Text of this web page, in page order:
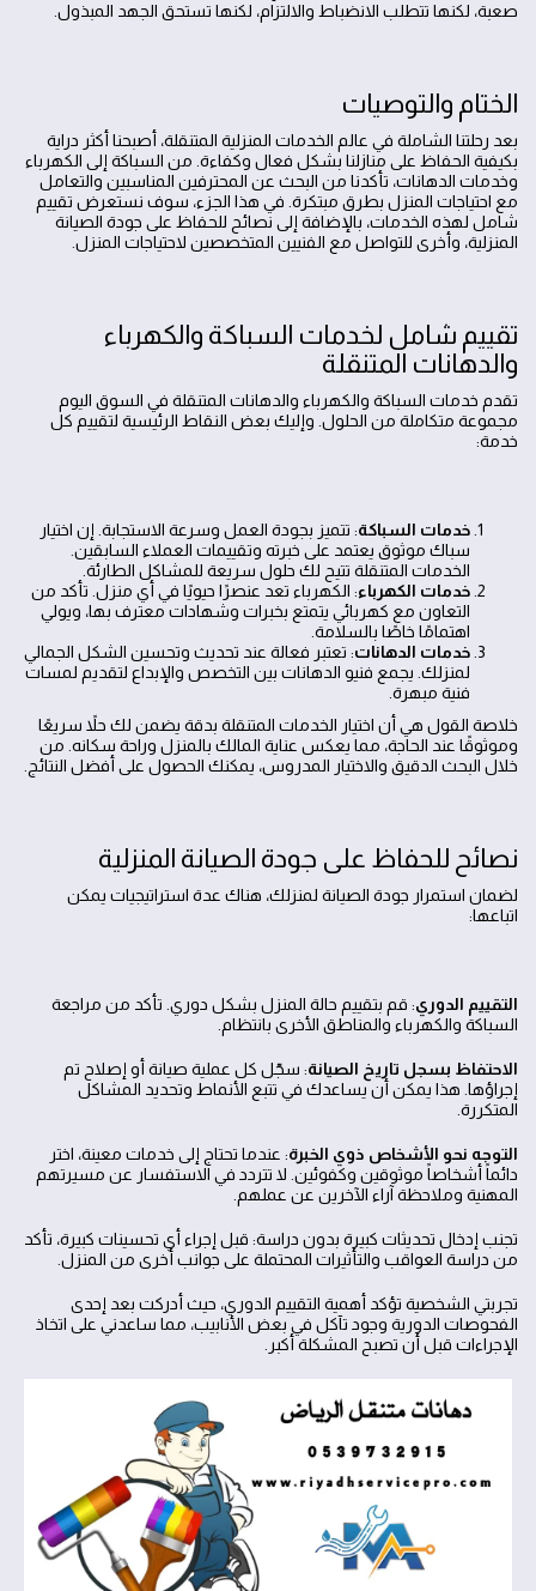
صعبة، لكنها تتطلب الانضباط والالتزام، لكنها تستحق الجهد المبذول.
الختام والتوصيات
بعد رحلتنا الشاملة في عالم الخدمات المنزلية المتنقلة، أصبحنا أكثر دراية
بكيفية الحفاظ على منازلنا بشكل فعال وكفاءة. من السباكة إلى الكهرباء
وخدمات الدهانات، تأكدنا من البحث عن المحترفين المناسبين والتعامل
مع احتياجات المنزل بطرق مبتكرة. في هذا الجزء، سوف نستعرض تقييم
شامل لهذه الخدمات، بالإضافة إلى نصائح للحفاظ على جودة الصيانة
المنزلية، وأخرى للتواصل مع الفنيين المتخصصين لاحتياجات المنزل.
تقييم شامل لخدمات السباكة والكهرباء
والدهانات المتنقلة
تقدم خدمات السباكة والكهرباء والدهانات المتنقلة في السوق اليوم
مجموعة متكاملة من الحلول. وإليك بعض النقاط الرئيسية لتقييم كل
خدمة:
خدمات السباكة: تتميز بجودة العمل وسرعة الاستجابة. إن اختيار
سباك موثوق يعتمد على خبرته وتقييمات العملاء السابقين.
الخدمات المتنقلة تتيح لك حلول سريعة للمشاكل الطارئة.
خدمات الكهرباء: الكهرباء تعد عنصرًا حيويًا في أي منزل. تأكد من
التعاون مع كهربائي يتمتع بخبرات وشهادات معترف بها، ويولي
اهتمامًا خاصًا بالسلامة.
خدمات الدهانات: تعتبر فعالة عند تحديث وتحسين الشكل الجمالي
لمنزلك. يجمع فنيو الدهانات بين التخصص والإبداع لتقديم لمسات
فنية مبهرة.
خلاصة القول هي أن اختيار الخدمات المتنقلة بدقة يضمن لك حلاً سريعًا
وموثوقًا عند الحاجة، مما يعكس عناية المالك بالمنزل وراحة سكانه. من
خلال البحث الدقيق والاختيار المدروس، يمكنك الحصول على أفضل النتائج.
نصائح للحفاظ على جودة الصيانة المنزلية
لضمان استمرار جودة الصيانة لمنزلك، هناك عدة استراتيجيات يمكن
اتباعها:
التقييم الدوري: قم بتقييم حالة المنزل بشكل دوري. تأكد من مراجعة
السباكة والكهرباء والمناطق الأخرى بانتظام.
الاحتفاظ بسجل تاريخ الصيانة: سجّل كل عملية صيانة أو إصلاح تم
إجراؤها. هذا يمكن أن يساعدك في تتبع الأنماط وتحديد المشاكل
المتكررة.
التوجه نحو الأشخاص ذوي الخبرة: عندما تحتاج إلى خدمات معينة، اختر
دائماً أشخاصاً موثوقين وكفوئين. لا تتردد في الاستفسار عن مسيرتهم
المهنية وملاحظة آراء الآخرين عن عملهم.
تجنب إدخال تحديثات كبيرة بدون دراسة: قبل إجراء أي تحسينات كبيرة، تأكد
من دراسة العواقب والتأثيرات المحتملة على جوانب أخرى من المنزل.
تجربتي الشخصية تؤكد أهمية التقييم الدوري، حيث أدركت بعد إحدى
الفحوصات الدورية وجود تآكل في بعض الأنابيب، مما ساعدني على اتخاذ
الإجراءات قبل أن تصبح المشكلة أكبر.